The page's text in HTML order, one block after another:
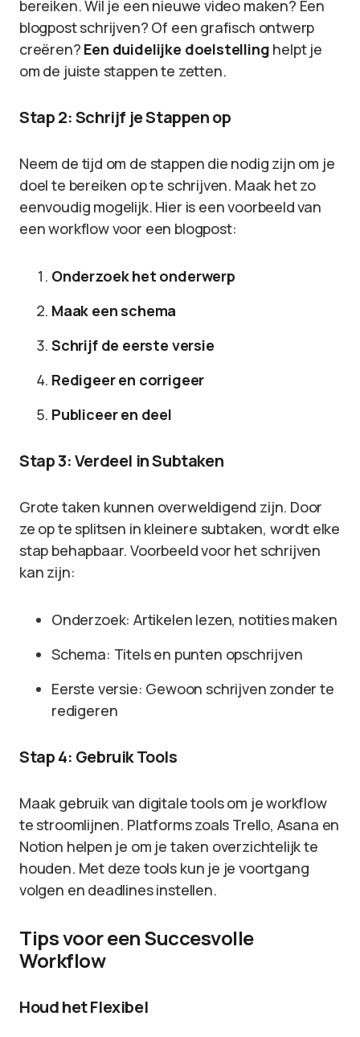
bereiken. Wil je een nieuwe video maken? Een
blogpost schrijven? Of een grafisch ontwerp
creëren? Een duidelijke doelstelling helpt je
om de juiste stappen te zetten.
Stap 2: Schrijf je Stappen op
Neem de tijd om de stappen die nodig zijn om je
doel te bereiken op te schrijven. Maak het zo
eenvoudig mogelijk. Hier is een voorbeeld van
een workflow voor een blogpost:
Onderzoek het onderwerp
Maak een schema
Schrijf de eerste versie
Redigeer en corrigeer
Publiceer en deel
Stap 3: Verdeel in Subtaken
Grote taken kunnen overweldigend zijn. Door
ze op te splitsen in kleinere subtaken, wordt elke
stap behapbaar. Voorbeeld voor het schrijven
kan zijn:
Onderzoek: Artikelen lezen, notities maken
Schema: Titels en punten opschrijven
Eerste versie: Gewoon schrijven zonder te
redigeren
Stap 4: Gebruik Tools
Maak gebruik van digitale tools om je workflow
te stroomlijnen. Platforms zoals Trello, Asana en
Notion helpen je om je taken overzichtelijk te
houden. Met deze tools kun je je voortgang
volgen en deadlines instellen.
Tips voor een Succesvolle
Workflow
Houd het Flexibel